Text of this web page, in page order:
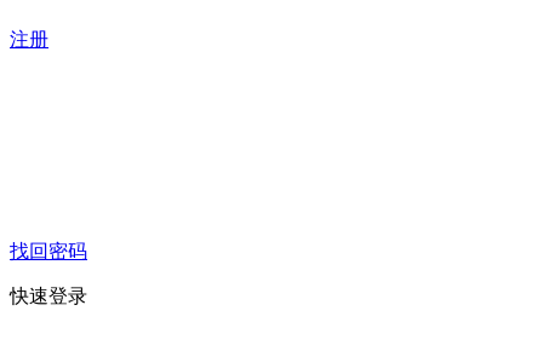
注册
找回密码
快速登录